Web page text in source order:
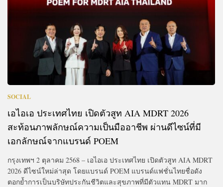
SOCIAL
เอไอเอ ประเทศไทย เปิดตัวสูท AIA MDRT 2026
สะท้อนภาพลักษณ์ความเป็นมืออาชีพ ผ่านดีไซน์ที่มี
เอกลักษณ์จากแบรนด์ POEM
กรุงเทพฯ 2 ตุลาคม 2568 – เอไอเอ ประเทศไทย เปิดตัวสูท AIA MDRT
2026 ดีไซน์ใหม่ล่าสุด โดยแบรนด์ POEM แบรนด์แฟชั่นไทยชื่อดัง
ตอกย้ำการเป็นบริษัทประกันชีวิตและสุขภาพที่มีตัวแทน MDRT มาก